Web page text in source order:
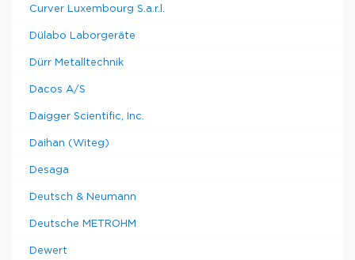
Curver Luxembourg S.a.r.l.
Dülabo Laborgeräte
Dürr Metalltechnik
Dacos A/S
Daigger Scientific, Inc.
Daihan (Witeg)
Desaga
Deutsch & Neumann
Deutsche METROHM
Dewert